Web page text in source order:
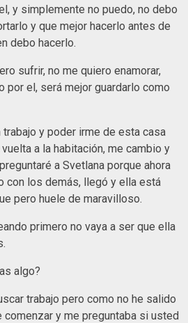
y simplemente no puedo, no debo
y que mejor hacerlo antes de
debo hacerlo.
sufrir, no me quiero enamorar,
por el, será mejor guardarlo como
y poder irme de esta casa
a la habitación, me cambio y
a Svetlana porque ahora
con los demás, llegó y ella está
pero huele de maravilloso.
primero no vaya a ser que ella
algo?
trabajo pero como no he salido
comenzar y me preguntaba si usted